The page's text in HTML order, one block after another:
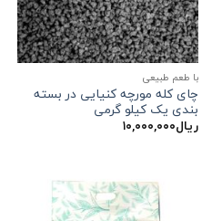
با طعم طبیعی
چای کله مورچه کنیایی در بسته
بندی یک کیلو گرمی
ریال۱۰,۰۰۰,۰۰۰